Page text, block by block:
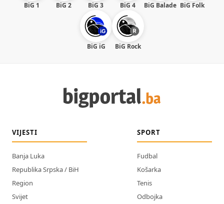
BiG 1 BiG 2 BiG 3 BiG 4 BiG Balade BiG Folk
BiG iG BiG Rock
VIJESTI
Banja Luka
Republika Srpska / BiH
Region
Svijet
SPORT
Fudbal
Košarka
Tenis
Odbojka